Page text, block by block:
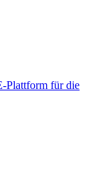
Plattform für die